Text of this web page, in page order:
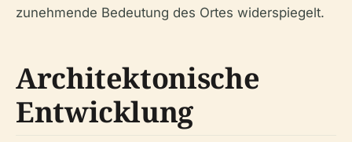
zunehmende Bedeutung des Ortes widerspiegelt.
Architektonische
Entwicklung